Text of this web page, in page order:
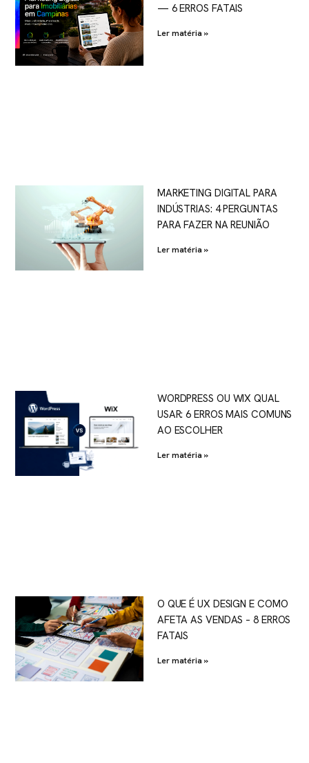
— 6 ERROS FATAIS
Ler matéria »
MARKETING DIGITAL PARA
INDÚSTRIAS: 4 PERGUNTAS
PARA FAZER NA REUNIÃO
Ler matéria »
WORDPRESS OU WIX QUAL
USAR: 6 ERROS MAIS COMUNS
AO ESCOLHER
Ler matéria »
O QUE É UX DESIGN E COMO
AFETA AS VENDAS – 8 ERROS
FATAIS
Ler matéria »